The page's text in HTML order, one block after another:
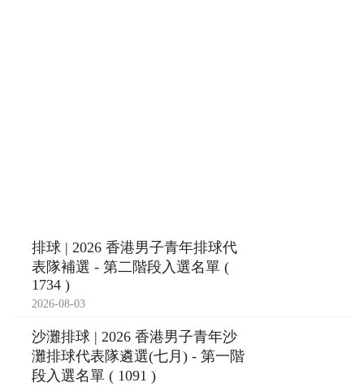
排球 | 2026 香港男子青年排球代
表隊補選 - 第二階段入選名單 (
1734 )
2026-08-03
沙灘排球 | 2026 香港男子青年沙
灘排球代表隊遴選(七月) - 第一階
段入選名單 ( 1091 )